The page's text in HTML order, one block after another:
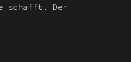
schafft. Der